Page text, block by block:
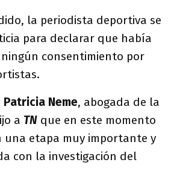
la periodista deportiva se
para declarar que había
consentimiento por
Patricia Neme, abogada de la
a TN que en este momento
una etapa muy importante y
con la investigación del